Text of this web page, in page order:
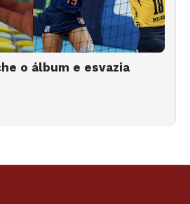
o álbum e esvazia